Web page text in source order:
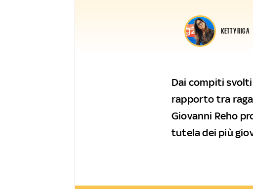
KETTY RIGA
Dai compiti
rapporto tra
Giovanni Reho
tutela dei più